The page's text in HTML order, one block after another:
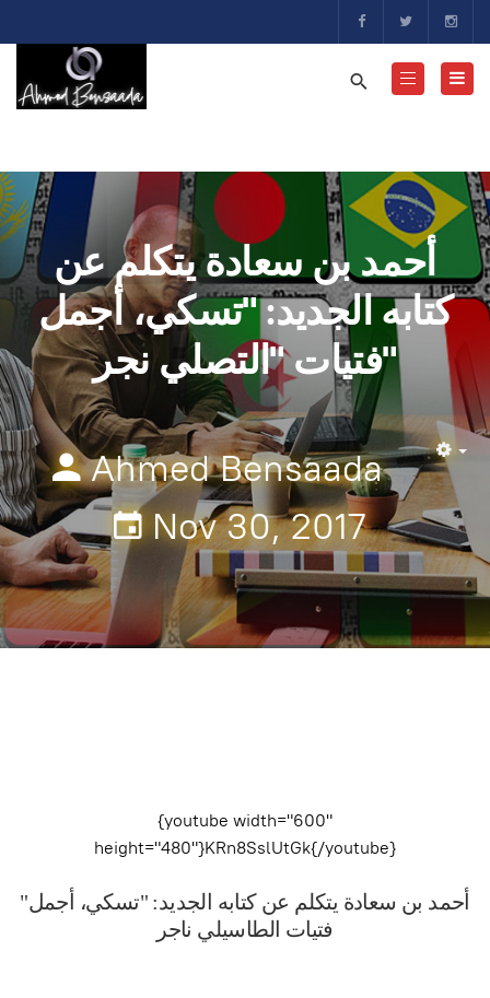
أحمد بن سعادة يتكلم عن
كتابه الجديد: "تسكي، أجمل
فتيات "التصلي نجر"
Ahmed Bensaada
Nov 30, 2017
{youtube width="600"
height="480"}KRn8SslUtGk{/youtube}
"أحمد بن سعادة يتكلم عن كتابه الجديد: "تسكي، أجمل
فتيات الطاسيلي ناجر